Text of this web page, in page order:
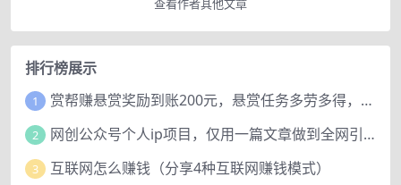
查看作者其他文章
排行榜展示
1 赏帮赚悬赏奖励到账200元，悬赏任务多劳多得，人人可做。
2 网创公众号个人ip项目，仅用一篇文章做到全网引流！
3 互联网怎么赚钱（分享4种互联网赚钱模式）